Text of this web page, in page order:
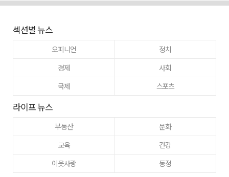
섹션별 뉴스
오피니언
정치
경제
사회
국제
스포츠
라이프 뉴스
부동산
문화
교육
건강
이웃사랑
동정